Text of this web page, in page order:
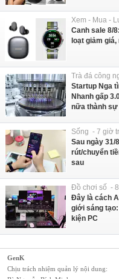
Xem - Mua -
Canh sale 8/
loạt giảm
Trà đá công
Startup Nga
Nhanh gấp
nữa thành sự
Sống - 7 giờ
Sau ngày 31/
rút/chuyển
sau
Đồ chơi số -
Đây là cách
giới sáng
kiện PC
GenK
Chịu trách nhiệm quản lý nội dung: